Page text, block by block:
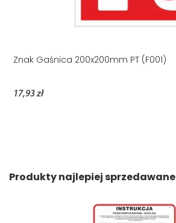
Znak Gaśnica 200x200mm PT (F001)
17,93 zł
Produkty najlepiej sprzedawane